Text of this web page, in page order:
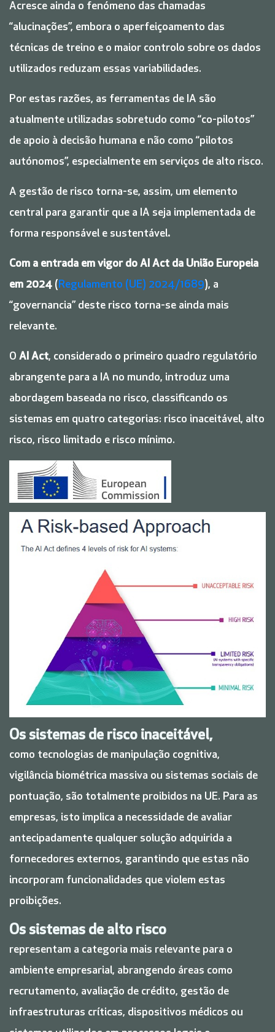
Acresce ainda o fenómeno das chamadas
“alucinações”, embora o aperfeiçoamento das
técnicas de treino e o maior controlo sobre os dados
utilizados reduzam essas variabilidades.
Por estas razões, as ferramentas de IA são
atualmente utilizadas sobretudo como “co-pilotos”
de apoio à decisão humana e não como “pilotos
autónomos”, especialmente em serviços de alto risco.
A gestão de risco torna-se, assim, um elemento
central para garantir que a IA seja implementada de
forma responsável e sustentável.
Com a entrada em vigor do AI Act da União Europeia
em 2024 (Regulamento (UE) 2024/1689), a
“governancia” deste risco torna-se ainda mais
relevante.
O AI Act, considerado o primeiro quadro regulatório
abrangente para a IA no mundo, introduz uma
abordagem baseada no risco, classificando os
sistemas em quatro categorias: risco inaceitável, alto
risco, risco limitado e risco mínimo.
Os sistemas de risco inaceitável,
como tecnologias de manipulação cognitiva,
vigilância biométrica massiva ou sistemas sociais de
pontuação, são totalmente proibidos na UE. Para as
empresas, isto implica a necessidade de avaliar
antecipadamente qualquer solução adquirida a
fornecedores externos, garantindo que estas não
incorporam funcionalidades que violem estas
proibições.
Os sistemas de alto risco
representam a categoria mais relevante para o
ambiente empresarial, abrangendo áreas como
recrutamento, avaliação de crédito, gestão de
infraestruturas críticas, dispositivos médicos ou